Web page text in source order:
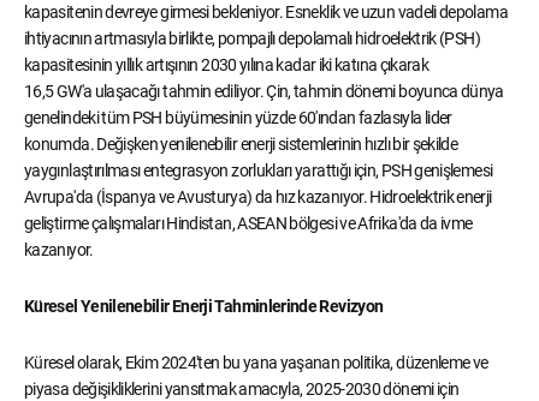
kapasitenin devreye girmesi bekleniyor. Esneklik ve uzun vadeli depolama
ihtiyacının artmasıyla birlikte, pompajlı depolamalı hidroelektrik (PSH)
kapasitesinin yıllık artışının 2030 yılına kadar iki katına çıkarak
16,5 GW'a ulaşacağı tahmin ediliyor. Çin, tahmin dönemi boyunca dünya
genelindeki tüm PSH büyümesinin yüzde 60'ından fazlasıyla lider
konumda. Değişken yenilenebilir enerji sistemlerinin hızlı bir şekilde
yaygınlaştırılması entegrasyon zorlukları yarattığı için, PSH genişlemesi
Avrupa'da (İspanya ve Avusturya) da hız kazanıyor. Hidroelektrik enerji
geliştirme çalışmaları Hindistan, ASEAN bölgesi ve Afrika'da da ivme
kazanıyor.
Küresel Yenilenebilir Enerji Tahminlerinde Revizyon
Küresel olarak, Ekim 2024'ten bu yana yaşanan politika, düzenleme ve
piyasa değişikliklerini yansıtmak amacıyla, 2025-2030 dönemi için